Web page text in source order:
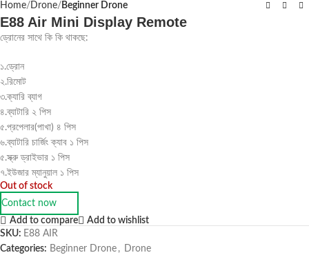
Home Drone Beginner Drone
E88 Air Mini Display Remote
ড্রোনের সাথে কি কি থাকছে:
১.ড্রোন
২.রিমোট
৩.ক্যারি ব্যাগ
৪.ব্যাটারি ২ পিস
৫.প্রপেলার(পাখা) ৪ পিস
৬.ব্যাটারি চার্জিং ক্যাব ১ পিস
৫.স্ক্রু ড্রাইভার ১ পিস
৭.ইউজার ম্যানুয়াল ১ পিস
Out of stock
Contact now
Add to compare
Add to wishlist
SKU: E88 AIR
Categories: Beginner Drone , Drone